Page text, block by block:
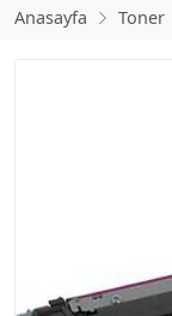
Anasayfa Toner